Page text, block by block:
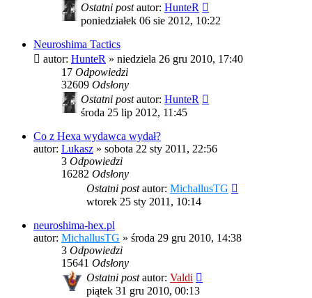
Ostatni postautor: HunteR
poniedziałek 06 sie 2012, 10:22
Neuroshima Tactics
autor: HunteR » niedziela 26 gru 2010, 17:40
17 Odpowiedzi
32609 Odsłony
Ostatni postautor: HunteR
środa 25 lip 2012, 11:45
Co z Hexa wydawca wydał?
autor: Lukasz » sobota 22 sty 2011, 22:56
3 Odpowiedzi
16282 Odsłony
Ostatni postautor: MichallusTG
wtorek 25 sty 2011, 10:14
neuroshima-hex.pl
autor: MichallusTG » środa 29 gru 2010, 14:38
3 Odpowiedzi
15641 Odsłony
Ostatni postautor: Valdi
piątek 31 gru 2010, 00:13